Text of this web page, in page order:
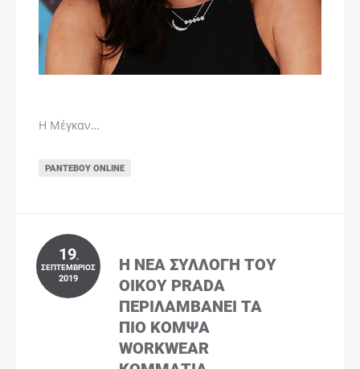
Η Μέγκαν…
ΡΑΝΤΕΒΟΎ ONLINE
19.
ΣΕΠΤΈΜΒΡΙΟΣ
2019
Η ΝΈΑ ΣΥΛΛΟΓΉ ΤΟΥ
ΟΊΚΟΥ PRADA
ΠΕΡΙΛΑΜΒΆΝΕΙ ΤΑ
ΠΙΟ ΚΟΜΨΆ
WORKWEAR